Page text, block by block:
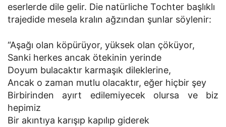
eserlerde dile gelir. Die natürliche Tochter başlıklı
trajedide mesela kralın ağzından şunlar söylenir:
“Aşağı olan köpürüyor, yüksek olan çöküyor,
Sanki herkes ancak ötekinin yerinde
Doyum bulacaktır karmaşık dileklerine,
Ancak o zaman mutlu olacaktır, eğer hiçbir şey
Birbirinden ayırt edilemiyecek olursa ve biz
hepimiz
Bir akıntıya karışıp kapılıp giderek